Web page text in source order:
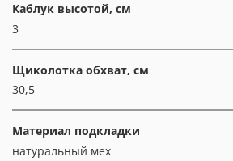
Каблук высотой, см
3
Щиколотка обхват, см
30,5
Материал подкладки
натуральный мех